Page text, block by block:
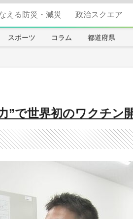
える防災・減災 政治スクエア
スポーツ コラム 都道府県
”で世界初のワクチン